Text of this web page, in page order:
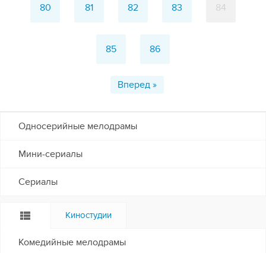
80 81 82 83 84
85 86
Вперед »
Односерийные мелодрамы
Мини-сериалы
Сериалы
Киностудии
Комедийные мелодрамы